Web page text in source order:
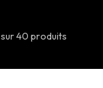
sur 40 produits